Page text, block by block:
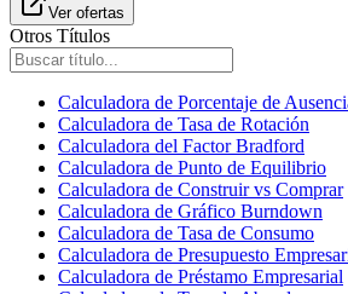
Ver ofertas
Otros Títulos
Calculadora de Porcentaje de
Calculadora de Tasa de Rotación
Calculadora del Factor Bradford
Calculadora de Punto de Equilibrio
Calculadora de Construir vs Comprar
Calculadora de Gráfico Burndown
Calculadora de Tasa de Consumo
Calculadora de Presupuesto
Calculadora de Préstamo Empresarial